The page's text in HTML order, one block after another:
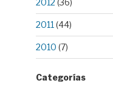
2011 (44)
2010 (7)
Categorías